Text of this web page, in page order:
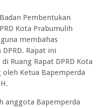
Pembentukan
Kota Prabumulih
membahas
Rapat ini
Ruang Rapat DPRD Kota
Ketua Bapemperda
anggota Bapemperda